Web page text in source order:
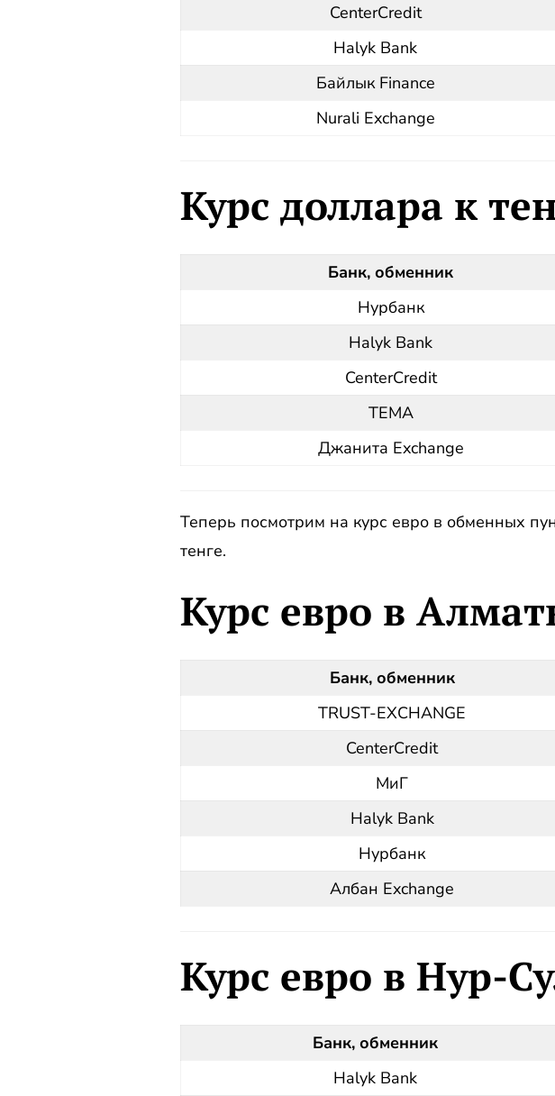
CenterCredit
Halyk Bank
Байлык Finance
Nurali Exchange
Курс доллара к
Банк, обменник
Нурбанк
Halyk Bank
CenterCredit
ТЕМА
Джанита Exchange
Теперь посмотрим на курс евро в обменных
тенге.
Курс евро в
Банк, обменник
TRUST-EXCHANGE
CenterCredit
МиГ
Halyk Bank
Нурбанк
Албан Exchange
Курс евро в Нур-
Банк, обменник
Halyk Bank